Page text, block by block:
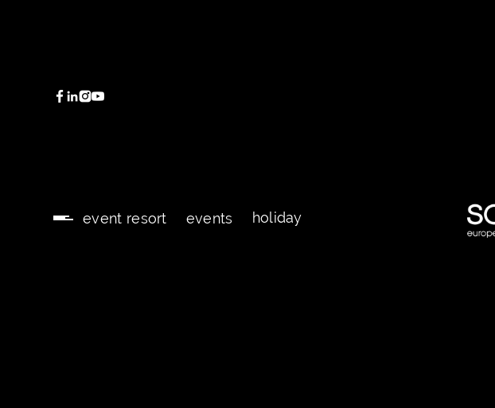
event resort events
holiday